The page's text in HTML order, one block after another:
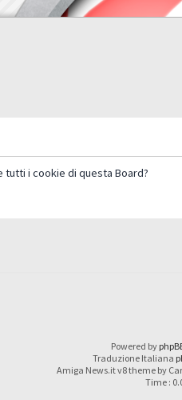
tutti i cookie di questa Board?
Powered by
Traduzione Italiana
Amiga News.it v8 theme by
Time :